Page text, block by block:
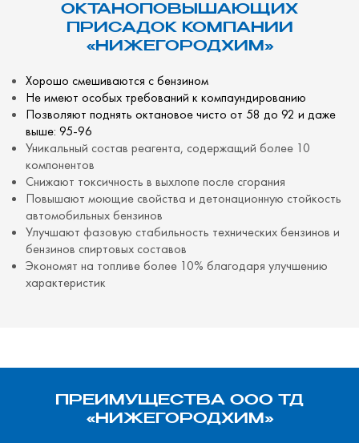
ОКТАНОПОВЫШАЮЩИХ
ПРИСАДОК КОМПАНИИ
«НИЖЕГОРОДХИМ»
Хорошо смешиваются с бензином
Не имеют особых требований к компаундированию
Позволяют поднять октановое чисто от 58 до 92 и даже
выше: 95-96
Уникальный состав реагента, содержащий более 10
компонентов
Снижают токсичность в выхлопе после сгорания
Повышают моющие свойства и детонационную стойкость
автомобильных бензинов
Улучшают фазовую стабильность технических бензинов и
бензинов спиртовых составов
Экономят на топливе более 10% благодаря улучшению
характеристик
РЕИМУЩЕСТВА ООО ТД
«НИЖЕГОРОДХИМ»